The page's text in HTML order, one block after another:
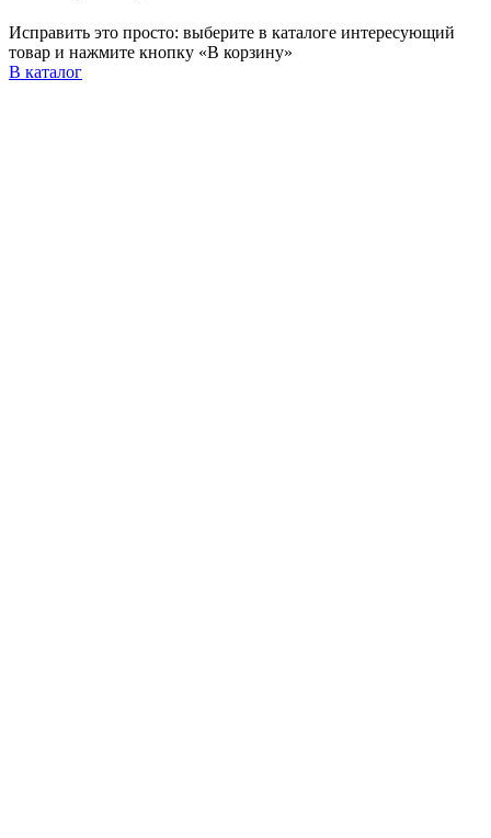
Исправить это просто: выберите в каталоге интересующий
товар и нажмите кнопку «В корзину»
В каталог